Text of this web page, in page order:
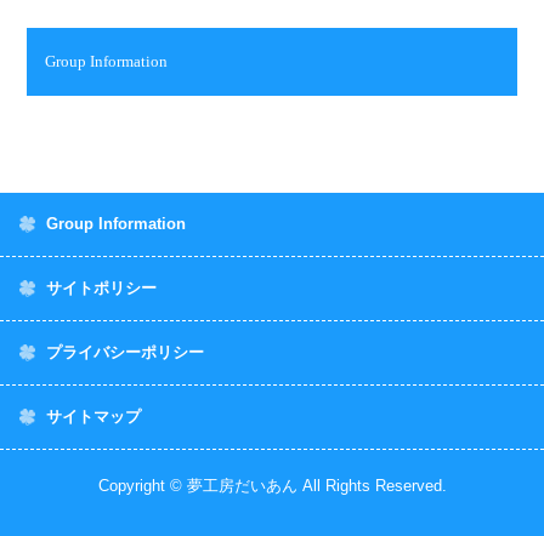
Group Information
Group Information
サイトポリシー
プライバシーポリシー
サイトマップ
Copyright © 夢工房だいあん All Rights Reserved.